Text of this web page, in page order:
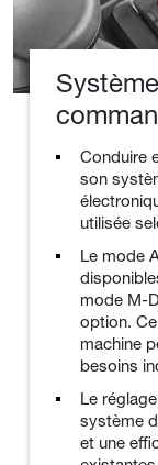
Conduire
son
utilisée
Le mode
mode M-
option.
machine
besoins
Le
système
et une